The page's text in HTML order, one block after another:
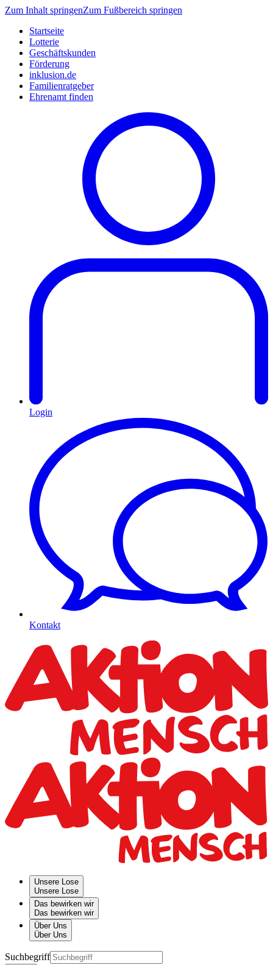
Zum Inhalt springenZum Fußbereich springen
Startseite
Lotterie
Geschäftskunden
Förderung
inklusion.de
Familienratgeber
Ehrenamt finden
Login
Kontakt
Unsere Lose
Unsere Lose
Das bewirken wir
Das bewirken wir
Über Uns
Über Uns
Suchbegriff